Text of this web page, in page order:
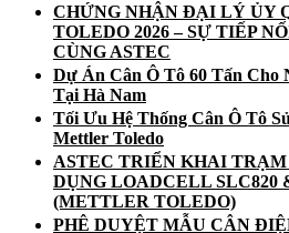
CHỨNG NHẬN ĐẠI LÝ ỦY
TOLEDO 2026 – SỰ TIẾP
CÙNG ASTEC
Dự Án Cân Ô Tô 60 Tấn Cho
Tại Hà Nam
Tối Ưu Hệ Thống Cân Ô Tô
Mettler Toledo
ASTEC TRIỂN KHAI
DỤNG LOADCELL SLC820
(METTLER TOLEDO)
PHÊ DUYỆT MẪU CÂN